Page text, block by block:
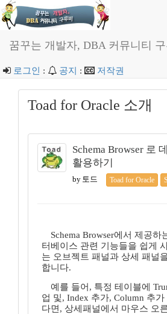
꿈꾸는 개발자, DBA 커뮤니티 구
로그인 : 공지 : 저작권
Toad for Oracle 소개
Schema Browser 로
활용하기
by 토드 Toad for Oracle
Schema Browser에서 제공하
터베이스 관련 기능들을 쉽게
는 오브젝트 패널과 상세 패널
합니다.
예를 들어, 특정 테이블에
업 및, Index 추가, Column 추
다면, 상세패널에서 마우스 오